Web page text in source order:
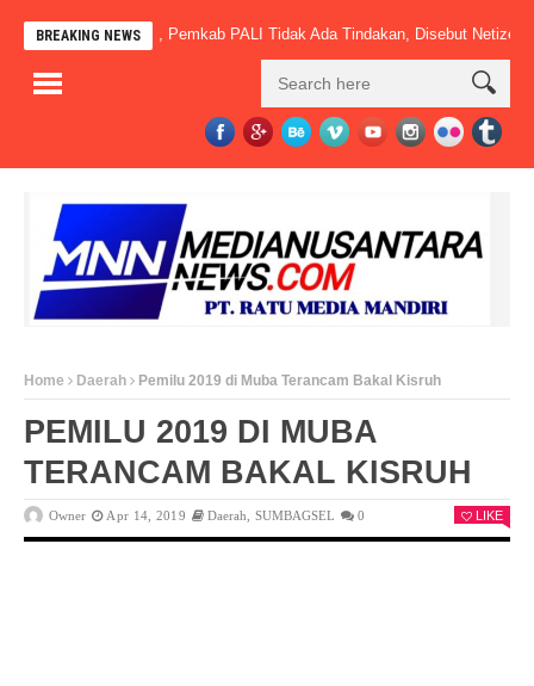
BREAKING NEWS
Beroperasi, Pemkab PALI Tidak Ada Tindakan, Disebut Netizen”
Home Daerah Pemilu 2019 di Muba Terancam Bakal Kisruh
PEMILU 2019 DI MUBA
TERANCAM BAKAL KISRUH
Owner Apr 14, 2019 Daerah SUMBAGSEL 0 LIKE